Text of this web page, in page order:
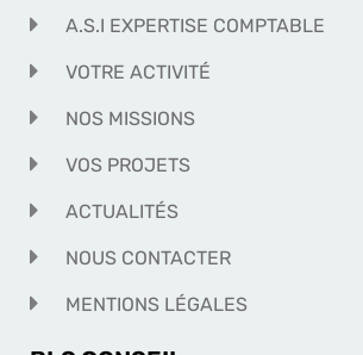
A.S.I EXPERTISE COMPTABLE
VOTRE ACTIVITÉ
NOS MISSIONS
VOS PROJETS
ACTUALITÉS
NOUS CONTACTER
MENTIONS LÉGALES